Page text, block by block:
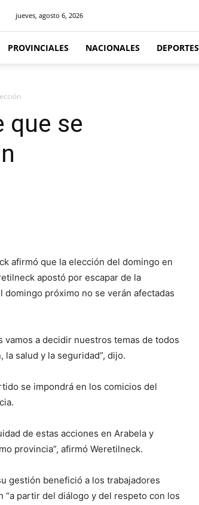
jueves, agosto 6, 2026
PROVINCIALES NACIONALES DEPORTES
que se
afirmó que la elección del domingo en
apostó por escapar de la
próximo no se verán afectadas
a decidir nuestros temas de todos
salud y la seguridad”, dijo.
se impondrá en los comicios del
de estas acciones en Arabela y
provincia”, afirmó Weretilneck.
gestión benefició a los trabajadores
partir del diálogo y del respeto con los